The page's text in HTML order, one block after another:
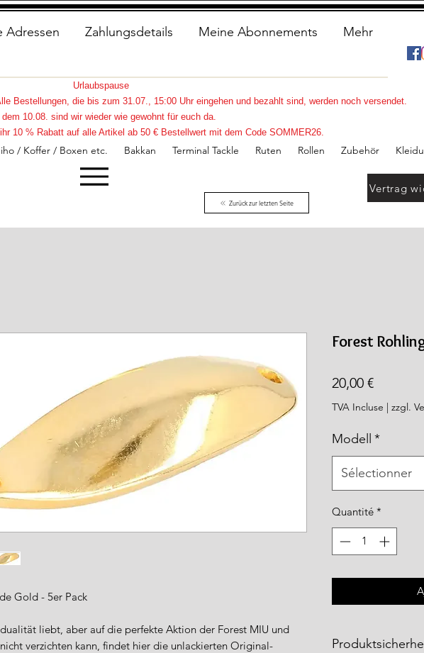
area.com
Adressen Zahlungsdetails Meine Abonnements Mehr
/ Koffer / Boxen etc. Bakkan Terminal Tackle Ruten Rollen Zubehör
Urlaubspause
Bestellungen, die bis zum 31.07., 15:00 Uhr eingehen und bezahlt sind, werden noch versendet.
10.08. sind wir wieder wie gewohnt für euch da.
10 % Rabatt auf alle Artikel ab 50 € Bestellwert mit dem Code SOMMER26.
Vertrag
Zurück zur letzten Seite
Gold - 5er Pack
liebt, aber auf die perfekte Aktion der Forest MIU und
nicht verzichten kann, findet hier die unlackierten Original-
Forest
20,00 €Prix
TVA Incluse | zzgl.
Modell *
Sélectionner
Quantité *